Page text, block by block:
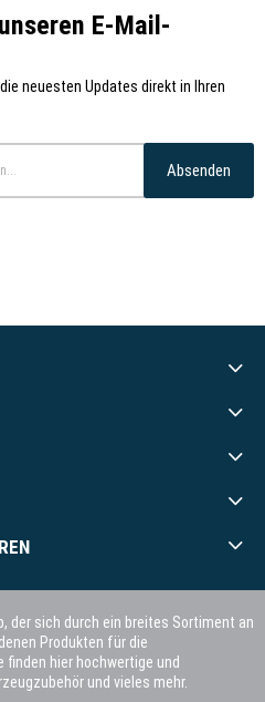
E-Mail-
neuesten Updates direkt in Ihren
Absenden
der sich durch ein breites Sortiment an
Produkten für die
hier hochwertige und
und vieles mehr.